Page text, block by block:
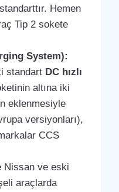
Hemen
Tip 2 sokete
System):
standart DC hızlı
altına iki
eklenmesiyle
versiyonları),
CCS
Nissan ve eski
araçlarda